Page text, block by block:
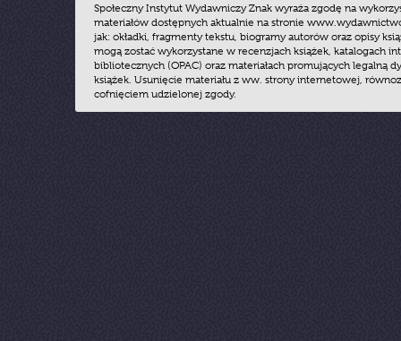
Społeczny Instytut Wydawniczy Znak wyraża zgodę na
materiałów dostępnych aktualnie na stronie
jak: okładki, fragmenty tekstu, biogramy autorów oraz opisy
mogą zostać wykorzystane w recenzjach książek, katalogach
bibliotecznych (OPAC) oraz materiałach promujących legalną
książek. Usunięcie materiału z ww. strony internetowej,
cofnięciem udzielonej zgody.